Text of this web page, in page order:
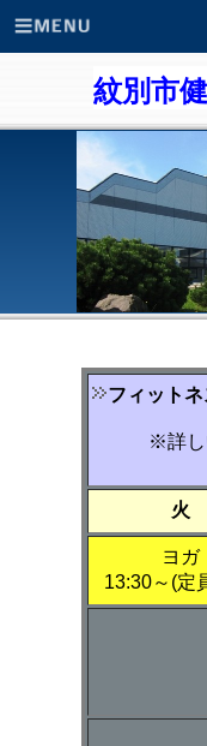
紋別市
フィット
※詳し
火
ヨガ
13:30～(定